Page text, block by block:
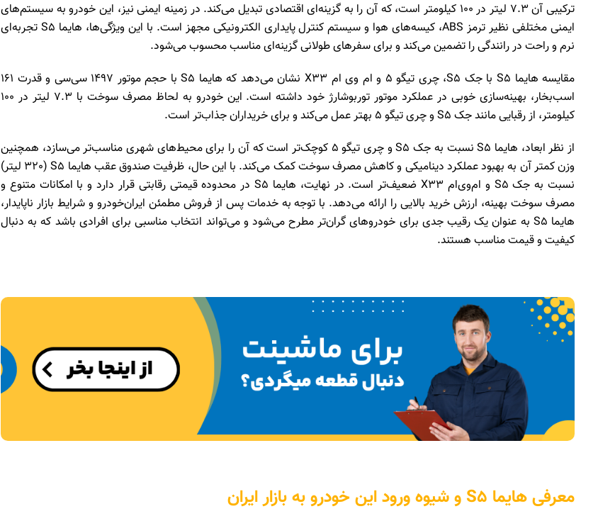
ترکیبی آن 7.3 لیتر در 100 کیلومتر است، که آن را به گزینه‌ای اقتصادی تبدیل می‌کند. در زمینه ایمنی نیز، این خودرو به سیستم‌های
ایمنی مختلفی نظیر ترمز ABS، کیسه‌های هوا و سیستم کنترل پایداری الکترونیکی مجهز است. با این ویژگی‌ها، هایما S5 تجربه‌ای
نرم و راحت در رانندگی را تضمین می‌کند و برای سفرهای طولانی گزینه‌ای مناسب محسوب می‌شود.
مقایسه هایما S5 با جک S5، چری تیگو 5 و ام‌ وی‌ ام X33 نشان می‌دهد که هایما S5 با حجم موتور 1497 سی‌سی و قدرت 161
اسب‌بخار، بهینه‌سازی خوبی در عملکرد موتور توربوشارژ خود داشته است. این خودرو به لحاظ مصرف سوخت با 7.3 لیتر در 100
کیلومتر، از رقبایی مانند جک S5 و چری تیگو 5 بهتر عمل می‌کند و برای خریداران جذاب‌تر است.
از نظر ابعاد، هایما S5 نسبت به جک S5 و چری تیگو 5 کوچک‌تر است که آن را برای محیط‌های شهری مناسب‌تر می‌سازد، همچنین
وزن کمتر آن به بهبود عملکرد دینامیکی و کاهش مصرف سوخت کمک می‌کند. با این حال، ظرفیت صندوق عقب هایما S5 (320 لیتر)
نسبت به جک S5 و ام‌وی‌ام X33 ضعیف‌تر است. در نهایت، هایما S5 در محدوده قیمتی رقابتی قرار دارد و با امکانات متنوع و
مصرف سوخت بهینه، ارزش خرید بالایی را ارائه می‌دهد. با توجه به خدمات پس از فروش مطمئن ایران‌خودرو و شرایط بازار ناپایدار،
هایما S5 به عنوان یک رقیب جدی برای خودروهای گران‌تر مطرح می‌شود و می‌تواند انتخاب مناسبی برای افرادی باشد که به دنبال
کیفیت و قیمت مناسب هستند.
معرفی هایما S5 و شیوه ورود این خودرو به بازار ایران